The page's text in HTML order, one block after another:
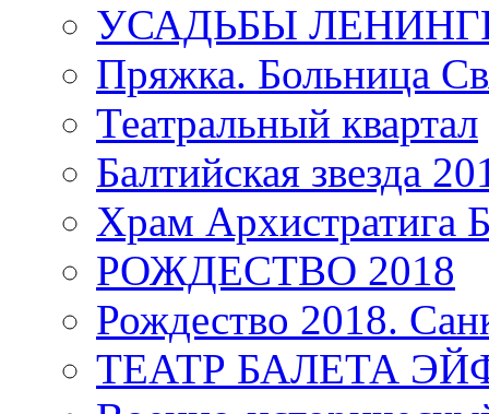
УСАДЬБЫ
Пряжка. Больница
Театральный квартал
Балтийская звезда
Храм
РОЖДЕСТВО 2018
Рождество 2018.
ТЕАТР БАЛЕТА